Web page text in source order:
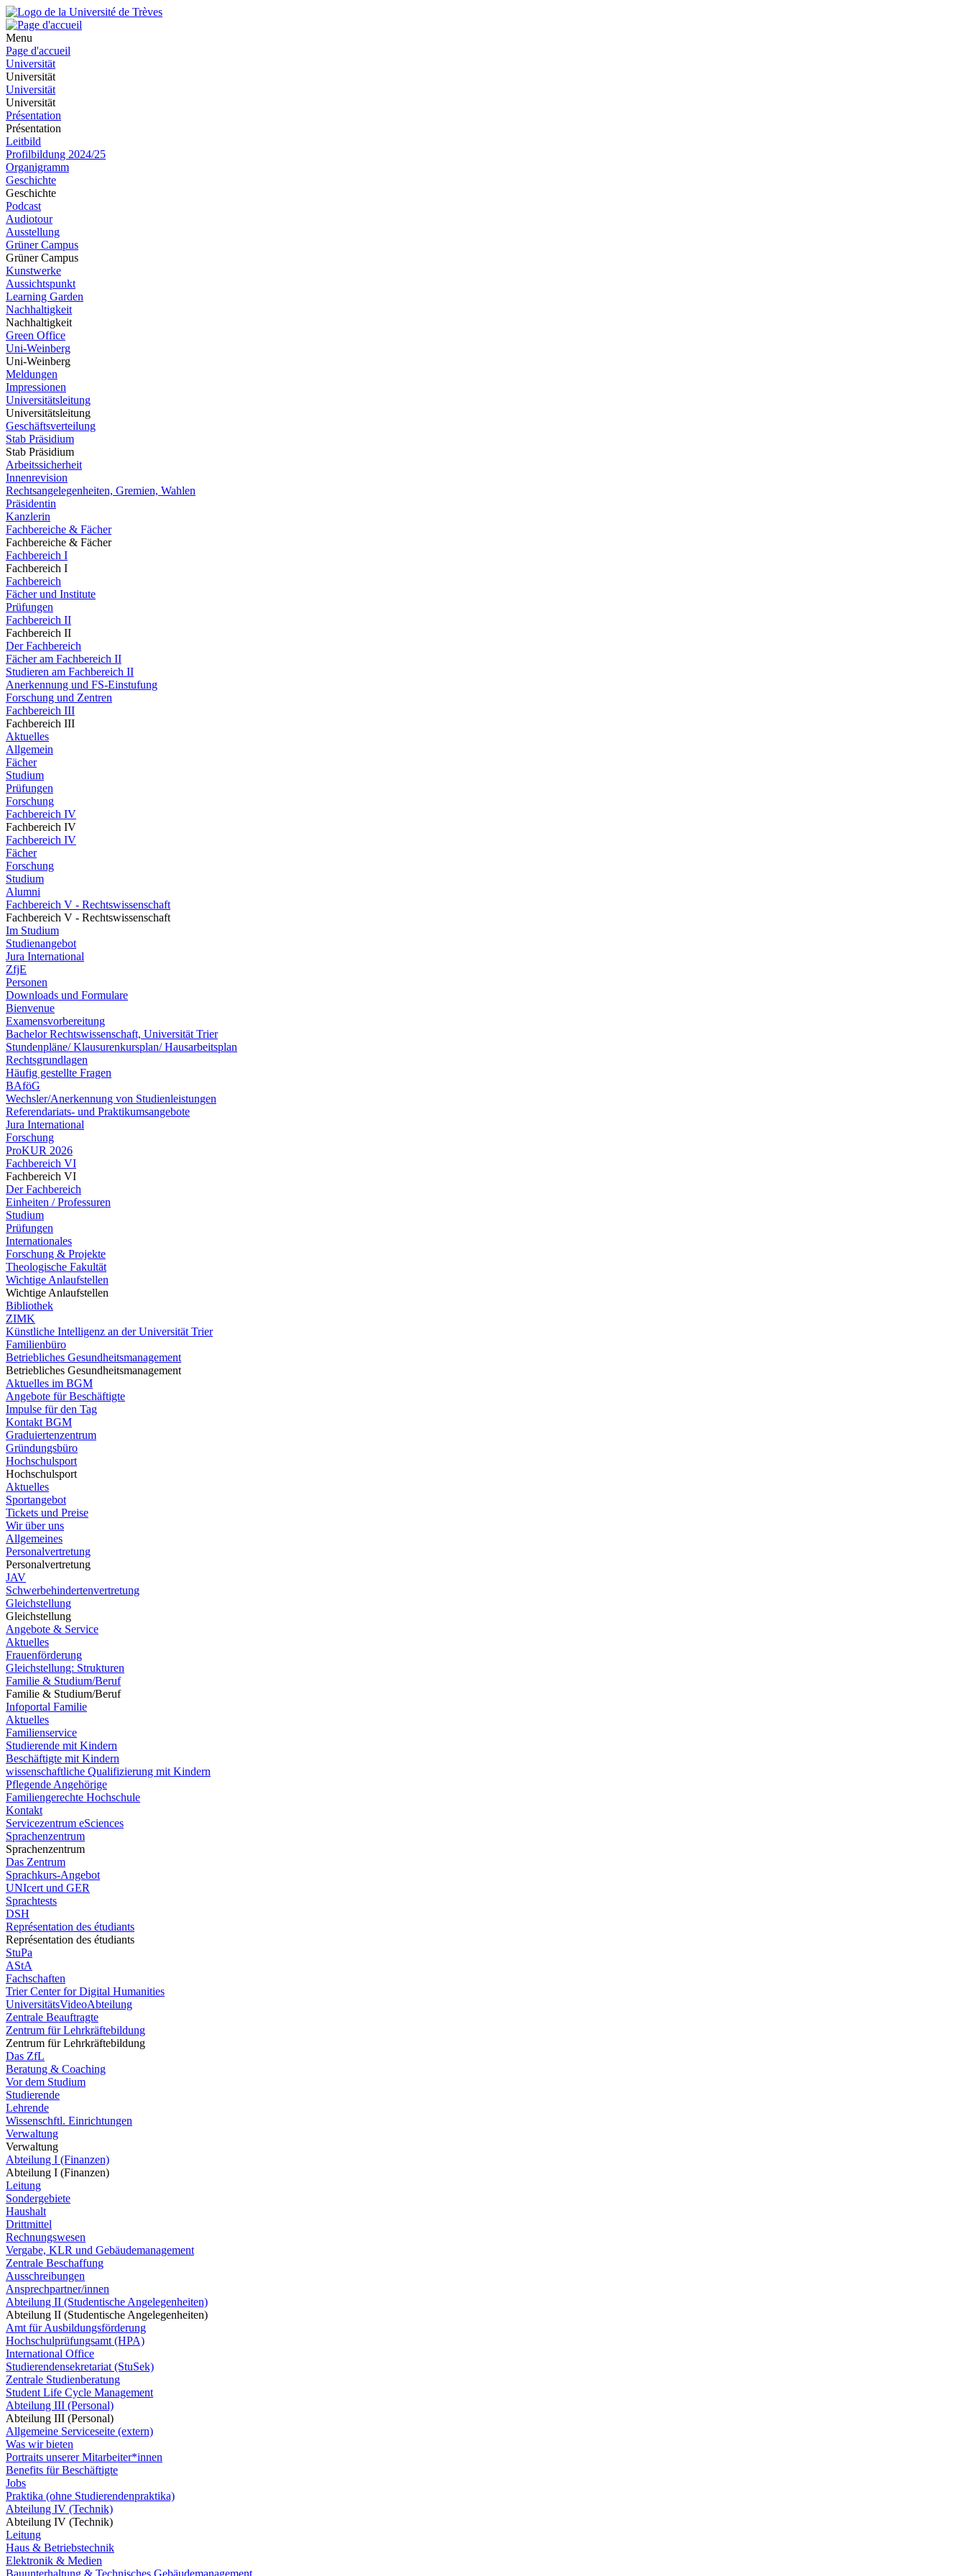
Menu
Page d'accueil
Universität
Universität
Universität
Universität
Présentation
Présentation
Leitbild
Profilbildung 2024/25
Organigramm
Geschichte
Geschichte
Podcast
Audiotour
Ausstellung
Grüner Campus
Grüner Campus
Kunstwerke
Aussichtspunkt
Learning Garden
Nachhaltigkeit
Nachhaltigkeit
Green Office
Uni-Weinberg
Uni-Weinberg
Meldungen
Impressionen
Universitätsleitung
Universitätsleitung
Geschäftsverteilung
Stab Präsidium
Stab Präsidium
Arbeitssicherheit
Innenrevision
Rechtsangelegenheiten, Gremien, Wahlen
Präsidentin
Kanzlerin
Fachbereiche & Fächer
Fachbereiche & Fächer
Fachbereich I
Fachbereich I
Fachbereich
Fächer und Institute
Prüfungen
Fachbereich II
Fachbereich II
Der Fachbereich
Fächer am Fachbereich II
Studieren am Fachbereich II
Anerkennung und FS-Einstufung
Forschung und Zentren
Fachbereich III
Fachbereich III
Aktuelles
Allgemein
Fächer
Studium
Prüfungen
Forschung
Fachbereich IV
Fachbereich IV
Fachbereich IV
Fächer
Forschung
Studium
Alumni
Fachbereich V - Rechtswissenschaft
Fachbereich V - Rechtswissenschaft
Im Studium
Studienangebot
Jura International
ZfjE
Personen
Downloads und Formulare
Bienvenue
Examensvorbereitung
Bachelor Rechtswissenschaft, Universität Trier
Stundenpläne/ Klausurenkursplan/ Hausarbeitsplan
Rechtsgrundlagen
Häufig gestellte Fragen
BAföG
Wechsler/Anerkennung von Studienleistungen
Referendariats- und Praktikumsangebote
Jura International
Forschung
ProKUR 2026
Fachbereich VI
Fachbereich VI
Der Fachbereich
Einheiten / Professuren
Studium
Prüfungen
Internationales
Forschung & Projekte
Theologische Fakultät
Wichtige Anlaufstellen
Wichtige Anlaufstellen
Bibliothek
ZIMK
Künstliche Intelligenz an der Universität Trier
Familienbüro
Betriebliches Gesundheitsmanagement
Betriebliches Gesundheitsmanagement
Aktuelles im BGM
Angebote für Beschäftigte
Impulse für den Tag
Kontakt BGM
Graduiertenzentrum
Gründungsbüro
Hochschulsport
Hochschulsport
Aktuelles
Sportangebot
Tickets und Preise
Wir über uns
Allgemeines
Personalvertretung
Personalvertretung
JAV
Schwerbehindertenvertretung
Gleichstellung
Gleichstellung
Angebote & Service
Aktuelles
Frauenförderung
Gleichstellung: Strukturen
Familie & Studium/Beruf
Familie & Studium/Beruf
Infoportal Familie
Aktuelles
Familienservice
Studierende mit Kindern
Beschäftigte mit Kindern
wissenschaftliche Qualifizierung mit Kindern
Pflegende Angehörige
Familiengerechte Hochschule
Kontakt
Servicezentrum eSciences
Sprachenzentrum
Sprachenzentrum
Das Zentrum
Sprachkurs-Angebot
UNIcert und GER
Sprachtests
DSH
Représentation des étudiants
Représentation des étudiants
StuPa
AStA
Fachschaften
Trier Center for Digital Humanities
UniversitätsVideoAbteilung
Zentrale Beauftragte
Zentrum für Lehrkräftebildung
Zentrum für Lehrkräftebildung
Das ZfL
Beratung & Coaching
Vor dem Studium
Studierende
Lehrende
Wissenschftl. Einrichtungen
Verwaltung
Verwaltung
Abteilung I (Finanzen)
Abteilung I (Finanzen)
Leitung
Sondergebiete
Haushalt
Drittmittel
Rechnungswesen
Vergabe, KLR und Gebäudemanagement
Zentrale Beschaffung
Ausschreibungen
Ansprechpartner/innen
Abteilung II (Studentische Angelegenheiten)
Abteilung II (Studentische Angelegenheiten)
Amt für Ausbildungsförderung
Hochschulprüfungsamt (HPA)
International Office
Studierendensekretariat (StuSek)
Zentrale Studienberatung
Student Life Cycle Management
Abteilung III (Personal)
Abteilung III (Personal)
Allgemeine Serviceseite (extern)
Was wir bieten
Portraits unserer Mitarbeiter*innen
Benefits für Beschäftigte
Jobs
Praktika (ohne Studierendenpraktika)
Abteilung IV (Technik)
Abteilung IV (Technik)
Leitung
Haus & Betriebstechnik
Elektronik & Medien
Bauunterhaltung & Technisches Gebäudemanagement